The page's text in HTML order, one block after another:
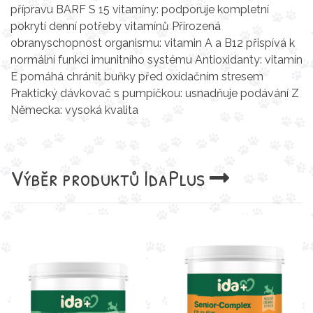
přípravu BARF S 15 vitamíny: podporuje kompletní
pokrytí denní potřeby vitamínů Přirozená
obranyschopnost organismu: vitamin A a B12 přispívá k
normální funkci imunitního systému Antioxidanty: vitamín
E pomáhá chránit buňky před oxidačním stresem
Praktický dávkovač s pumpičkou: usnadňuje podávání Z
Německa: vysoká kvalita
Výběr produktů IdaPlus